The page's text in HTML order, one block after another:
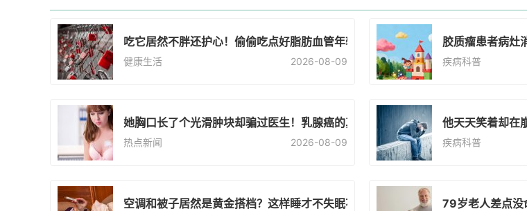
吃它居然不胖还护心！偷偷吃点好脂肪血管年轻1.05岁
健康生活 2026-08-09
胶质瘤患者病灶
疾病科普
她胸口长了个光滑肿块却骗过医生！乳腺癌的真相太意外！
热点新闻 2026-08-09
他天天笑着却在
疾病科普
空调和被子居然是黄金搭档？这样睡才不失眠不着凉 79岁老人差点没